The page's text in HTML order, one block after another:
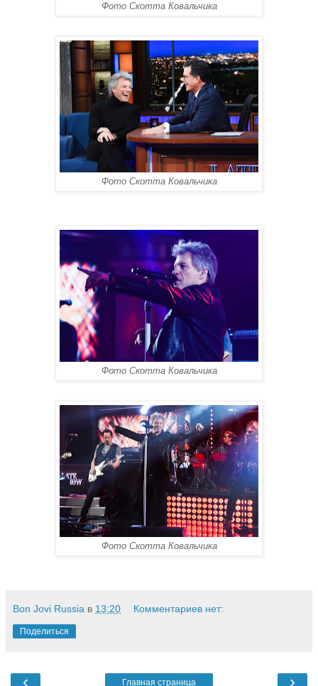
Фото Скотта Ковальчика
Фото Скотта Ковальчика
Фото Скотта Ковальчика
Фото Скотта Ковальчика
Bon Jovi Russia в 13:20 Комментариев нет:
Поделиться
‹ ›
Главная страница